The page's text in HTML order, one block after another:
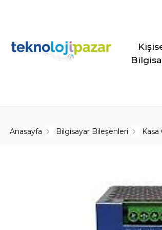
Anasayfa Bilgisayar Bileşenleri Kasa